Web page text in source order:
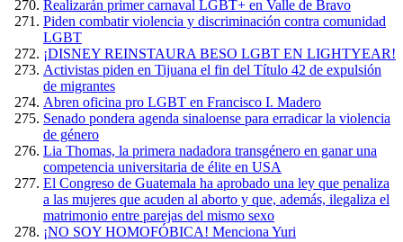
Realizarán primer carnaval LGBT+ en Valle de Bravo
Piden combatir violencia y discriminación contra comunidad
LGBT
¡DISNEY REINSTAURA BESO LGBT EN LIGHTYEAR!
Activistas piden en Tijuana el fin del Título 42 de expulsión
de migrantes
Abren oficina pro LGBT en Francisco I. Madero
Senado pondera agenda sinaloense para erradicar la violencia
de género
Lia Thomas, la primera nadadora transgénero en ganar una
competencia universitaria de élite en USA
El Congreso de Guatemala ha aprobado una ley que penaliza
a las mujeres que acuden al aborto y que, además, ilegaliza el
matrimonio entre parejas del mismo sexo
¡NO SOY HOMOFÓBICA! Menciona Yuri